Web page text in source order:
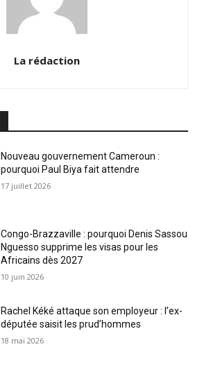
La rédaction
Nouveau gouvernement Cameroun :
pourquoi Paul Biya fait attendre
17 juillet 2026
Congo-Brazzaville : pourquoi Denis Sassou
Nguesso supprime les visas pour les
Africains dès 2027
10 juin 2026
Rachel Kéké attaque son employeur : l’ex-
députée saisit les prud’hommes
18 mai 2026